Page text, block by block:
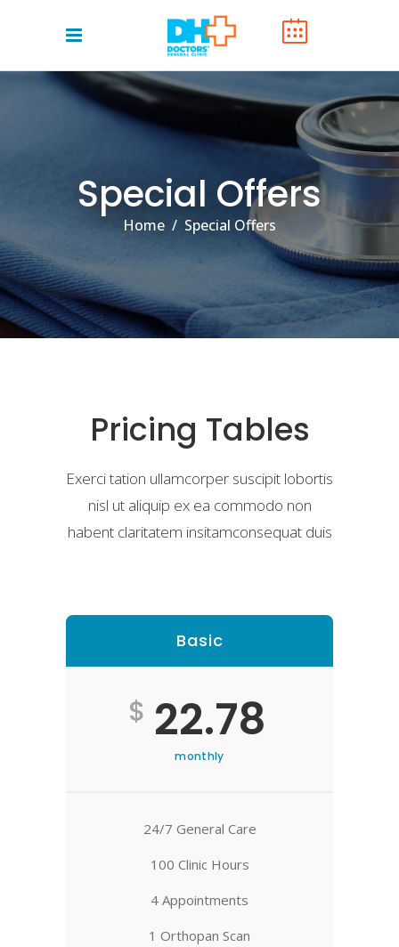
Special Offers
Home / Special Offers
Pricing Tables
Exerci tation ullamcorper suscipit lobortis
nisl ut aliquip ex ea commodo non
habent claritatem insitamconsequat duis
Basic
$ 22.78
monthly
24/7 General Care
100 Clinic Hours
4 Appointments
1 Orthopan Scan